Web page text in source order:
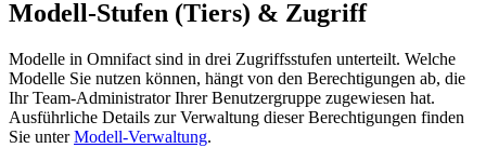
Modell-Stufen (Tiers) & Zugriff
Modelle in Omnifact sind in drei Zugriffsstufen unterteilt. Welche
Modelle Sie nutzen können, hängt von den Berechtigungen ab, die
Ihr Team-Administrator Ihrer Benutzergruppe zugewiesen hat.
Ausführliche Details zur Verwaltung dieser Berechtigungen finden
Sie unterModell-Verwaltung.